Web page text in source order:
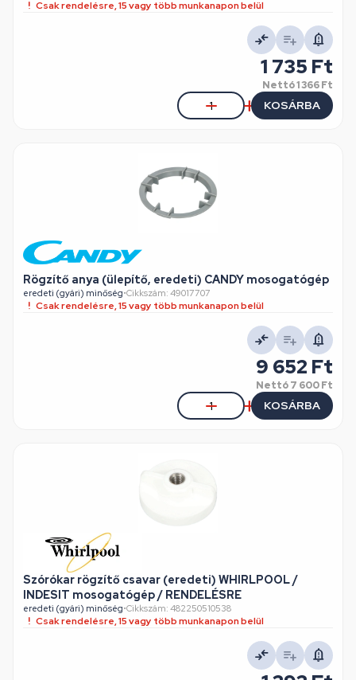
Csak rendelésre, 15 vagy több munkanapon belül
1 735 Ft
Nettó1 366 Ft
KOSÁRBA
Rögzítő anya (ülepítő, eredeti) CANDY mosogatógép
eredeti (gyári) minőség•Cikkszám: 49017707
Csak rendelésre, 15 vagy több munkanapon belül
9 652 Ft
Nettó7 600 Ft
KOSÁRBA
Szórókar rögzítő csavar (eredeti) WHIRLPOOL /
INDESIT mosogatógép / RENDELÉSRE
eredeti (gyári) minőség•Cikkszám: 482250510538
Csak rendelésre, 15 vagy több munkanapon belül